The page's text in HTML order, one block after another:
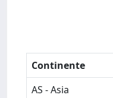
Continente
AS - Asia